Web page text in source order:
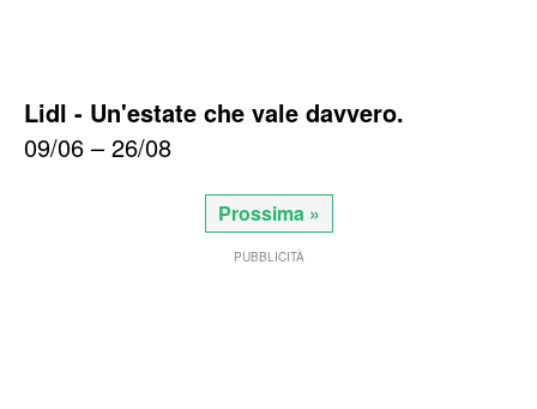
Lidl - Un'estate che vale davvero.
09/06 – 26/08
Prossima »
PUBBLICITÀ